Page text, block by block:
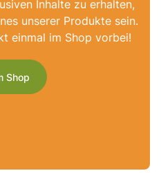
Inhalte zu erhalten,
unserer Produkte sein.
einmal im Shop vorbei!
Shop